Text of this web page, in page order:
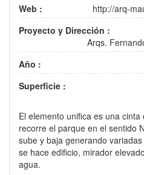
Web :
http://arq-
Proyecto y Dirección :
Arqs.
Año :
Superficie :
El elemento unifica es una
recorre el parque en el sentido
sube y baja generando
se hace edificio, mirador
agua.